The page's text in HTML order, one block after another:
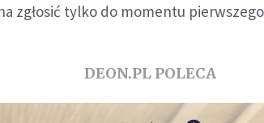
zgłosić tylko do momentu
DEON.PL POLECA